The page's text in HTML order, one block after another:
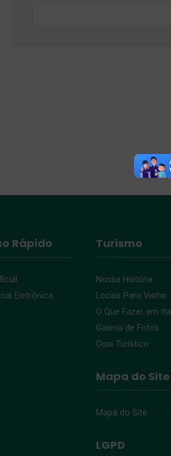
Rápido
Eletrônica
Turismo
Nossa História
Locais Para Visitar
O Que Fazer em Ita
Galeria de Fotos
Guia Turístico
Mapa do Site
Mapa do Site
LGPD